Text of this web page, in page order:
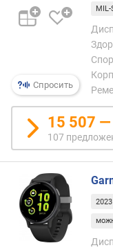
я
р
т
ы
(
G
P
S
(
ч
)
т
Спросить
MIL-
15 507
107